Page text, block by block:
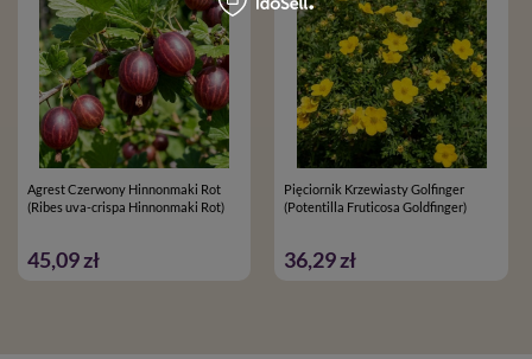
Agrest Czerwony Hinnonmaki Rot
(Ribes uva-crispa Hinnonmaki Rot)
45,09 zł
Pięciornik Krzewiasty Golfinger
(Potentilla Fruticosa Goldfinger)
36,29 zł